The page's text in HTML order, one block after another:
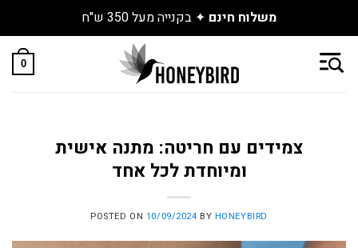
משלוח חינם✦ בקנייה מעל 350 ש"ח
0
צמידים עם חריטה: מתנה אישית
ומיוחדת לכל אחד
POSTED ON 10/09/2024 BY HONEYBIRD